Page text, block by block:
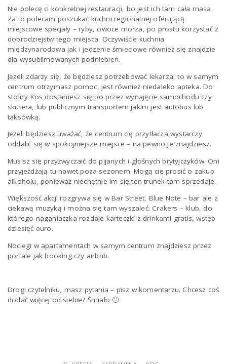
Nie polecę ci konkretnej restauracji, bo jest ich tam cała masa.
Za to polecam poszukać kuchni regionalnej oferującą
miejscowe specjały – ryby, owoce morza, po prostu korzystać z
dobrodziejstw tego miejsca. Oczywiście kuchnia
międzynarodowa jak i jedzenie śmieciowe również się znajdzie
dla wysublimowanych podniebień.
Jeżeli zdarzy się, że będziesz potrzebować lekarza, to w samym
centrum otrzymasz pomoc, jest również niedaleko apteka.Do
stolicy Kos dostaniesz się po przez wynajęcie samochodu czy
skutera, lub publicznym transportem jakim jest autobus lub
taksówką.
Jeżeli będziesz uważać, że centrum cię przytłacza wystarczy
oddalić się w spokojniejsze miejsce – na pewno je znajdziesz.
Musisz się przyzwyczaić do pijanych i głośnych brytyjczyków. Oni
przyjeżdżają tu nawet poza sezonem. Mogą cię prosić o zakup
alkoholu, ponieważ niechętnie im się ten trunek tam sprzedaje.
Większość akcji rozgrywa się w Bar Street, Blue Note – bar ale z
ciekawą muzyką i można się tam wyszaleć. Crakers – klub, do
którego naganiaczka rozdaje karteczki z drinkami gratis, wstęp
dziesięć euro.
Noclegi w apartamentach w samym centrum znajdziesz przez
portale jak booking czy airbnb.
Drogi czytelniku, masz pytania – pisz w komentarzu. Chcesz coś
dodać więcej od siebie? Śmiało 🙂